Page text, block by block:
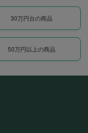
30万円台の商品
50万円以上の商品